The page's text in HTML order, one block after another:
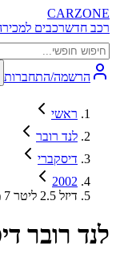
CARZONE
רכב חדשרכבים
הרשמה/התחברות
ראשי
לנד רובר
דיסקברי
2002
S דיזל 2.5 ליטר 7 מושבים
לנד רובר